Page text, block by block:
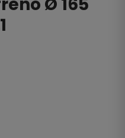
Ø 165